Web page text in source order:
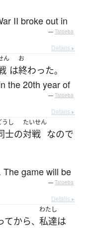
II broke out in
— Tatoeba
Details ▸
ん
は
お
終わった。
the 20th year of
— Tatoeba
Details ▸
うし
士の
たいせん
対戦 なので
game will be
— Tatoeba
Details ▸
てから、
わたし
私達は